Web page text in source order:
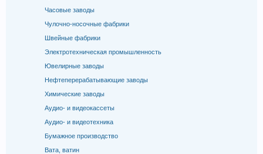
Часовые заводы
Чулочно-носочные фабрики
Швейные фабрики
Электротехническая промышленность
Ювелирные заводы
Нефтеперерабатывающие заводы
Химические заводы
Аудио- и видеокассеты
Аудио- и видеотехника
Бумажное производство
Вата, ватин